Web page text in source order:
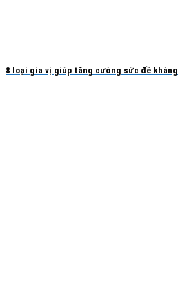
8 loại gia vị giúp tăng cường sức đề kháng